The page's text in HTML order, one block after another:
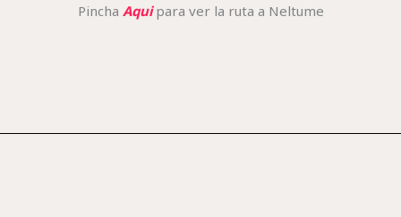
Pincha Aquipara ver la ruta a Neltume